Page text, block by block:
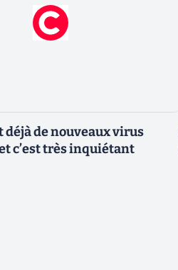
déjà de nouveaux virus
c’est très inquiétant